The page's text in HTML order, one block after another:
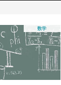
数学